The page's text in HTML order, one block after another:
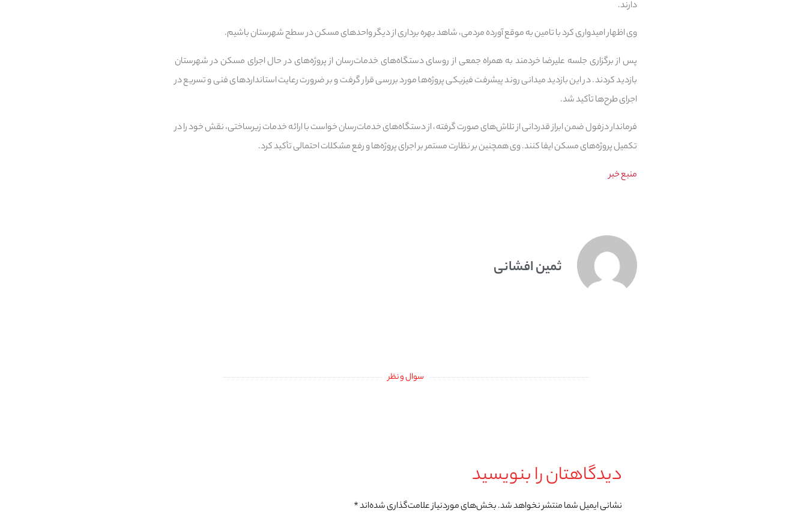
دارند.
وی اظهار امیدواری کرد با تامین به موقع آورده مردمی، شاهد بهره برداری از دیگر واحدهای مسکن در سطح شهرستان باشیم.
پس از برگزاری جلسه علیرضا خردمند به همراه جمعی از روسای دستگاه‌های خدمات‌رسان از پروژه‌های در حال اجرای مسکن در شهرستان
بازدید کردند. در این بازدید میدانی روند پیشرفت فیزیکی پروژه‌ها مورد بررسی قرار گرفت و بر ضرورت رعایت استانداردهای فنی و تسریع در
اجرای طرح‌ها تأکید شد.
فرماندار دزفول ضمن ابراز قدردانی از تلاش‌های صورت گرفته، از دستگاه‌های خدمات‌رسان خواست با ارائه خدمات زیرساختی، نقش خود را در
تکمیل پروژه‌های مسکن ایفا کنند. وی همچنین بر نظارت مستمر بر اجرای پروژه‌ها و رفع مشکلات احتمالی تأکید کرد.
منبع خبر
ثمین افشانی
سوال و نظر
دیدگاهتان را بنویسید
نشانی ایمیل شما منتشر نخواهد شد.بخش‌های موردنیاز علامت‌گذاری شده‌اند*